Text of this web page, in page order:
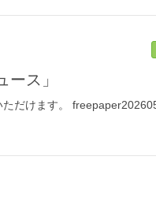
ース」
だけます。